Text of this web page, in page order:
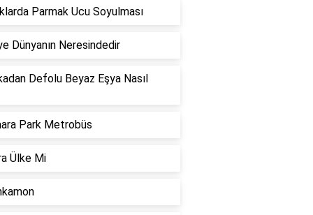
Parmak Ucu Soyulması
Dünyanın Neresindedir
Defolu Beyaz Eşya Nasıl
Park Metrobüs
Ülke Mi